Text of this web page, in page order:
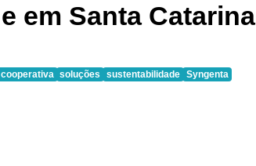
em Santa Catarina
cooperativa soluções sustentabilidade Syngenta